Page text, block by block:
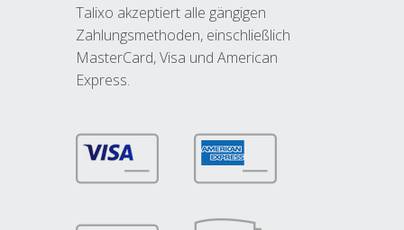
Talixo akzeptiert alle gängigen
Zahlungsmethoden, einschließlich
MasterCard, Visa und American
Express.